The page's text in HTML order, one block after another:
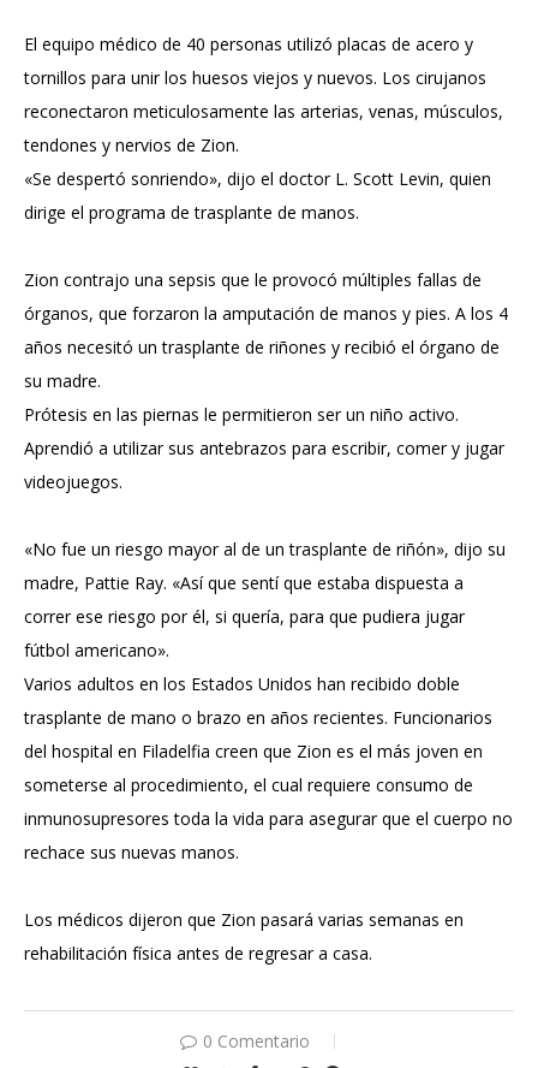
El equipo médico de 40 personas utilizó placas de acero y
tornillos para unir los huesos viejos y nuevos. Los cirujanos
reconectaron meticulosamente las arterias, venas, músculos,
tendones y nervios de Zion.
«Se despertó sonriendo», dijo el doctor L. Scott Levin, quien
dirige el programa de trasplante de manos.
Zion contrajo una sepsis que le provocó múltiples fallas de
órganos, que forzaron la amputación de manos y pies. A los 4
años necesitó un trasplante de riñones y recibió el órgano de
su madre.
Prótesis en las piernas le permitieron ser un niño activo.
Aprendió a utilizar sus antebrazos para escribir, comer y jugar
videojuegos.
«No fue un riesgo mayor al de un trasplante de riñón», dijo su
madre, Pattie Ray. «Así que sentí que estaba dispuesta a
correr ese riesgo por él, si quería, para que pudiera jugar
fútbol americano».
Varios adultos en los Estados Unidos han recibido doble
trasplante de mano o brazo en años recientes. Funcionarios
del hospital en Filadelfia creen que Zion es el más joven en
someterse al procedimiento, el cual requiere consumo de
inmunosupresores toda la vida para asegurar que el cuerpo no
rechace sus nuevas manos.
Los médicos dijeron que Zion pasará varias semanas en
rehabilitación física antes de regresar a casa.
0 Comentario